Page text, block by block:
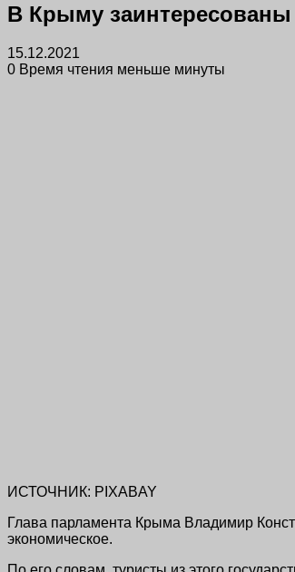
В Крыму
15.12.2021
0 Время чтения меньше минуты
ИСТОЧНИК: PIXABAY
Глава парламента Крыма Владимир
экономическое.